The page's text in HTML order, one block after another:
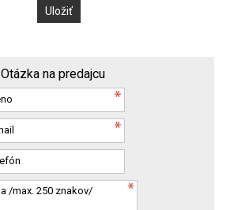
Otázka na predajcu